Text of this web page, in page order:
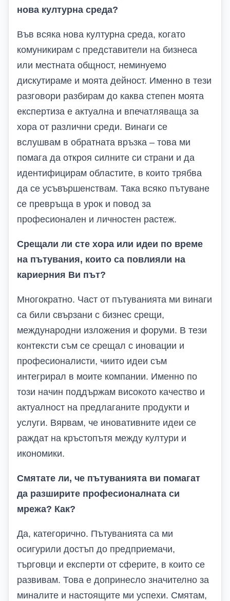
нова културна среда?
Във всяка нова културна среда, когато
комуникирам с представители на бизнеса
или местната общност, неминуемо
дискутираме и моята дейност. Именно в тези
разговори разбирам до каква степен моята
експертиза е актуална и впечатляваща за
хора от различни среди. Винаги се
вслушвам в обратната връзка – това ми
помага да откроя силните си страни и да
идентифицирам областите, в които трябва
да се усъвършенствам. Така всяко пътуване
се превръща в урок и повод за
професионален и личностен растеж.
Срещали ли сте хора или идеи по време
на пътувания, които са повлияли на
кариерния Ви път?
Многократно. Част от пътуванията ми винаги
са били свързани с бизнес срещи,
международни изложения и форуми. В тези
контексти съм се срещал с иновации и
професионалисти, чиито идеи съм
интегрирал в моите компании. Именно по
този начин поддържам високото качество и
актуалност на предлаганите продукти и
услуги. Вярвам, че иновативните идеи се
раждат на кръстопътя между култури и
икономики.
Смятате ли, че пътуванията ви помагат
да разширите професионалната си
мрежа? Как?
Да, категорично. Пътуванията са ми
осигурили достъп до предприемачи,
търговци и експерти от сферите, в които се
развивам. Това е допринесло значително за
миналите и настоящите ми успехи. Смятам,